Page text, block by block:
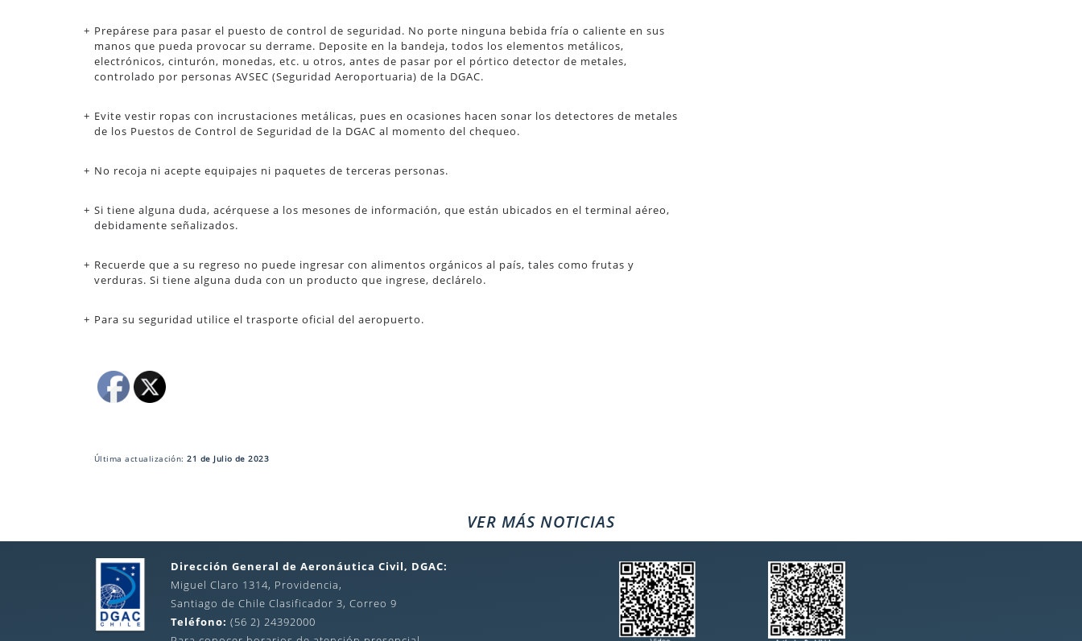
Prepárese para pasar el puesto de control de seguridad. No porte ninguna bebida fría o caliente en sus
manos que pueda provocar su derrame. Deposite en la bandeja, todos los elementos metálicos,
electrónicos, cinturón, monedas, etc. u otros, antes de pasar por el pórtico detector de metales,
controlado por personas AVSEC (Seguridad Aeroportuaria) de la DGAC.
Evite vestir ropas con incrustaciones metálicas, pues en ocasiones hacen sonar los detectores de metales
de los Puestos de Control de Seguridad de la DGAC al momento del chequeo.
No recoja ni acepte equipajes ni paquetes de terceras personas.
Si tiene alguna duda, acérquese a los mesones de información, que están ubicados en el terminal aéreo,
debidamente señalizados.
Recuerde que a su regreso no puede ingresar con alimentos orgánicos al país, tales como frutas y
verduras. Si tiene alguna duda con un producto que ingrese, declárelo.
Para su seguridad utilice el trasporte oficial del aeropuerto.
Última actualización:21 de Julio de 2023
VER MÁS NOTICIAS
Dirección General de Aeronáutica Civil, DGAC:
Miguel Claro 1314, Providencia,
Santiago de Chile Clasificador 3, Correo 9
Teléfono: (56 2) 24392000